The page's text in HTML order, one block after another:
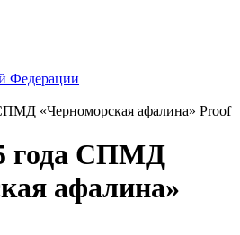
Федерации
«Черноморская афалина» Proof
года СПМД
афалина»